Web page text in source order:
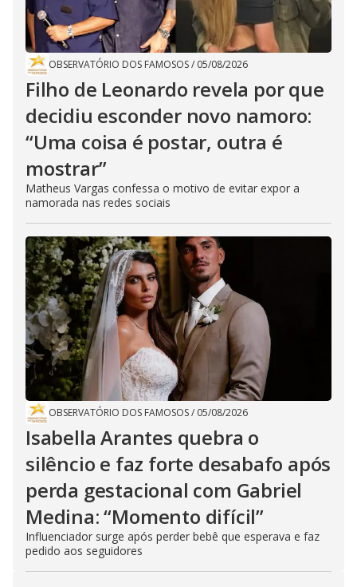
OBSERVATÓRIO DOS FAMOSOS/ 05/08/2026
Filho de Leonardo revela por que
decidiu esconder novo namoro:
“Uma coisa é postar, outra é
mostrar”
Matheus Vargas confessa o motivo de evitar expor a
namorada nas redes sociais
OBSERVATÓRIO DOS FAMOSOS/ 05/08/2026
Isabella Arantes quebra o
silêncio e faz forte desabafo após
perda gestacional com Gabriel
Medina: “Momento difícil”
Influenciador surge após perder bebê que esperava e faz
pedido aos seguidores